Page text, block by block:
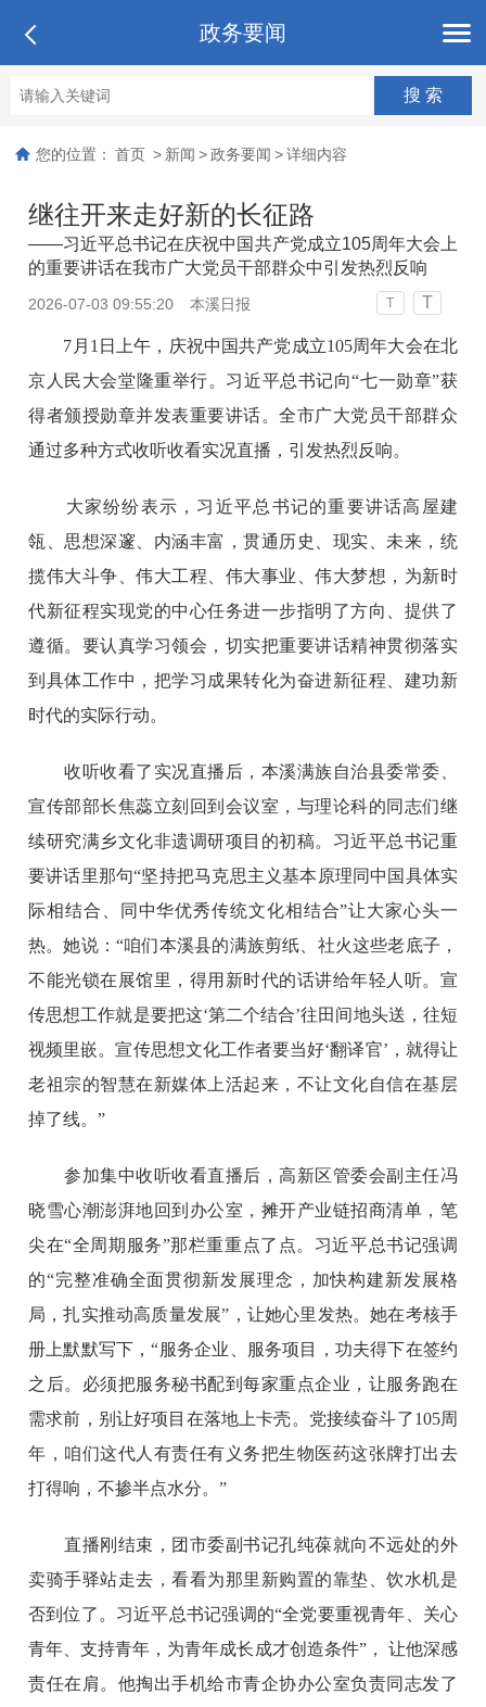
政务要闻
您的位置： 首页 > 新闻 > 政务要闻 > 详细内容
继往开来走好新的长征路
——习近平总书记在庆祝中国共产党成立105周年大会上
的重要讲话在我市广大党员干部群众中引发热烈反响
2026-07-03 09:55:20 本溪日报 T T
7月1日上午，庆祝中国共产党成立105周年大会在北
京人民大会堂隆重举行。习近平总书记向“七一勋章”获
得者颁授勋章并发表重要讲话。全市广大党员干部群众
通过多种方式收听收看实况直播，引发热烈反响。
大家纷纷表示，习近平总书记的重要讲话高屋建
瓴、思想深邃、内涵丰富，贯通历史、现实、未来，统
揽伟大斗争、伟大工程、伟大事业、伟大梦想，为新时
代新征程实现党的中心任务进一步指明了方向、提供了
遵循。要认真学习领会，切实把重要讲话精神贯彻落实
到具体工作中，把学习成果转化为奋进新征程、建功新
时代的实际行动。
收听收看了实况直播后，本溪满族自治县委常委、
宣传部部长焦蕊立刻回到会议室，与理论科的同志们继
续研究满乡文化非遗调研项目的初稿。习近平总书记重
要讲话里那句“坚持把马克思主义基本原理同中国具体实
际相结合、同中华优秀传统文化相结合”让大家心头一
热。她说：“咱们本溪县的满族剪纸、社火这些老底子，
不能光锁在展馆里，得用新时代的话讲给年轻人听。宣
传思想工作就是要把这‘第二个结合’往田间地头送，往短
视频里嵌。宣传思想文化工作者要当好‘翻译官’，就得让
老祖宗的智慧在新媒体上活起来，不让文化自信在基层
掉了线。”
参加集中收听收看直播后，高新区管委会副主任冯
晓雪心潮澎湃地回到办公室，摊开产业链招商清单，笔
尖在“全周期服务”那栏重重点了点。习近平总书记强调
的“完整准确全面贯彻新发展理念，加快构建新发展格
局，扎实推动高质量发展”，让她心里发热。她在考核手
册上默默写下，“服务企业、服务项目，功夫得下在签约
之后。必须把服务秘书配到每家重点企业，让服务跑在
需求前，别让好项目在落地上卡壳。党接续奋斗了105周
年，咱们这代人有责任有义务把生物医药这张牌打出去
打得响，不掺半点水分。”
直播刚结束，团市委副书记孔纯葆就向不远处的外
卖骑手驿站走去，看看为那里新购置的靠垫、饮水机是
否到位了。习近平总书记强调的“全党要重视青年、关心
青年、支持青年，为青年成长成才创造条件”， 让他深感
责任在肩。他掏出手机给市青企协办公室负责同志发了